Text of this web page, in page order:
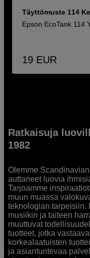
Täyttömuste 114
Epson EcoTank 114
19 EUR
Ratkaisuja
1982
Olemme
auttaneet luovia
Tarjoamme
muun muassa
teknologian tarpeisiin.
musiikin ja taiteen
muuttuvat
tuotteet, jotka
korkealaatuisten
ja asiantuntevaa